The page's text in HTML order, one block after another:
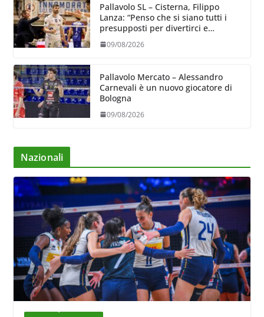
Pallavolo SL – Cisterna, Filippo
Lanza: “Penso che si siano tutti i
presupposti per divertirci e
formare un gruppo solido che
sappia divertire”
09/08/2026
Pallavolo Mercato – Alessandro
Carnevali è un nuovo giocatore di
Bologna
09/08/2026
Nazionali